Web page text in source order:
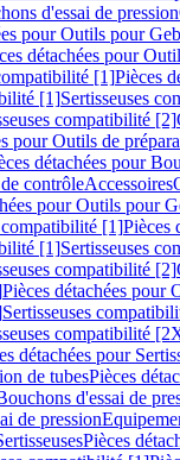
d'essai de pression
pour Outils pour
détachées pour
[1]Pièces
[1]Sertisseuses
compatibilité [2]
pour Outils de
détachées pour
contrôleAccessoires
pour Outils pour
compatibilité [1]Pièces
[1]Sertisseuses
compatibilité [2]
Pièces détachées pour
Sertisseuses
compatibilité
détachées pour
de tubesPièces
d'essai de
de pression
Pièces